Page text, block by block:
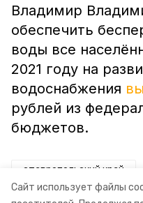
Сайт использует файлы
Владимир
обеспечить
воды все
2021 году на
водоснабжения
рублей из
бюджетов.
ставропольский край